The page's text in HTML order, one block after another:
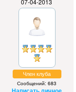
07-04-2013
Член клуба
Сообщений: 683